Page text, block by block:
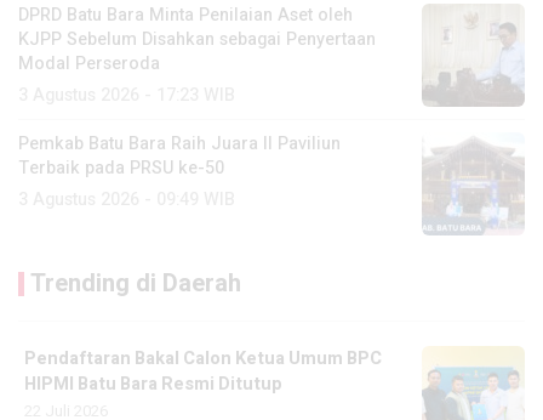
DPRD Batu Bara Minta Penilaian Aset oleh
KJPP Sebelum Disahkan sebagai Penyertaan
Modal Perseroda
Pemkab Batu Bara Raih Juara II Paviliun
Terbaik pada PRSU ke-50
Trending di Daerah
Pendaftaran Bakal Calon Ketua Umum BPC
HIPMI Batu Bara Resmi Ditutup